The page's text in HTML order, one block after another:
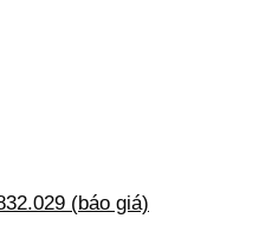
(báo giá)